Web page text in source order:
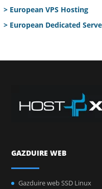
> European VPS Hosting
> European Dedicated
GAZDUIRE WEB
Gazduire web SSD Linux